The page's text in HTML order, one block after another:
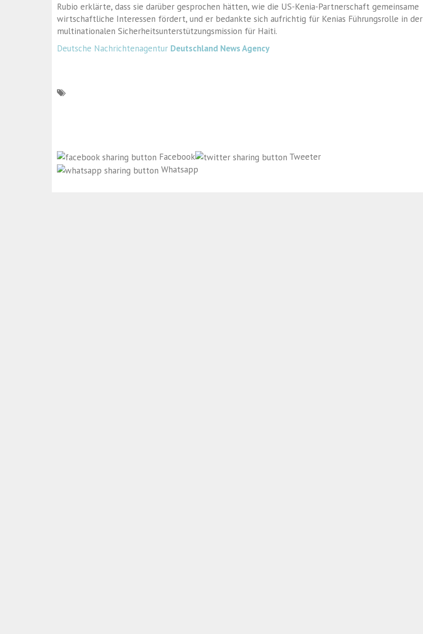
Rubio erklärte, dass sie darüber gesprochen hätten, wie die US-Kenia-Partnerschaft gemeinsame
wirtschaftliche Interessen fördert, und er bedankte sich aufrichtig für Kenias Führungsrolle in der
multinationalen Sicherheitsunterstützungsmission für Haiti.
Deutsche Nachrichtenagentur Deutschland News Agency
Facebook
Tweeter
Whatsapp